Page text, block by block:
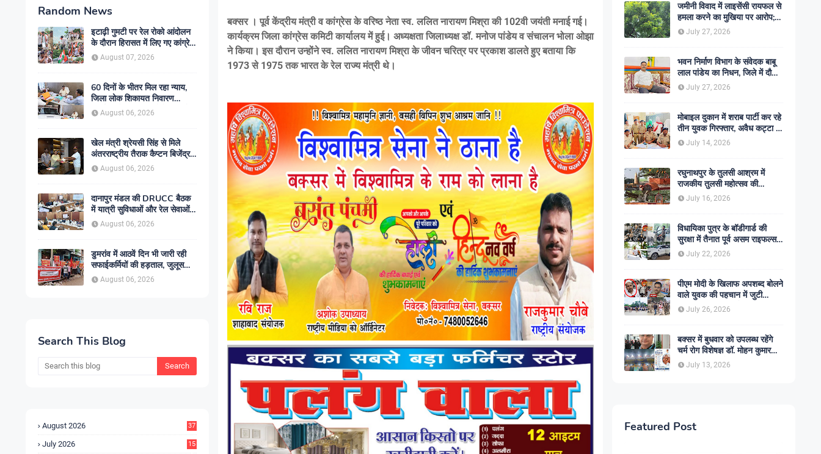
Random News
इटाढ़ी गुमटी पर रेल रोको आंदोलन
के दौरान हिरासत में लिए गए कांग्रेस
जिलाध्यक्ष पंकज उपाध्याय , पुलिस
कार्रवाई पर भड़के पूर्व विधायक मुना
August 07, 2026
60 दिनों के भीतर मिल रहा न्याय,
जिला लोक शिकायत निवारण
कार्यालय में बढ़ा आम लोगों का भरोसा
August 06, 2026
खेल मंत्री श्रेयसी सिंह से मिले
अंतरराष्ट्रीय तैराक कैप्टन बिजेंद्र
सिंह, गोकुल जलाशय में तैराकी
प्रशिक्षण केंद्र शुरू करने की उठाई
August 06, 2026
दानापुर मंडल की DRUCC बैठक
में यात्री सुविधाओं और रेल सेवाओं
के विस्तार पर मंथन, अधिकारियों को
दिए गए आवश्यक निर्देश
August 06, 2026
डुमरांव में आठवें दिन भी जारी रही
सफाईकर्मियों की हड़ताल, जुलूस
निकाल सरकार के खिलाफ किया
प्रदर्शन
August 06, 2026
Search This Blog
August 2026 37
July 2026
15
बक्सर । पूर्व केंद्रीय मंत्री व कांग्रेस के वरिष्ठ नेता स्व. ललित नारायण मिश्रा की 102वी जयंती मनाई गई।
कार्यक्रम जिला कांग्रेस कमिटी कार्यालय में हुई। अध्यक्षता जिलाध्यक्ष डॉ. मनोज पांडेय व संचालन भोला ओझा
ने किया। इस दौरान उन्होंने स्व. ललित नारायण मिश्रा के जीवन चरित्र पर प्रकाश डालते हुए बताया कि
1973 से 1975 तक भारत के रेल राज्य मंत्री थे।
जमीनी विवाद में लाइसेंसी रायफल से
हमला करने का मुखिया पर आरोप;
मामले की जांच में जुटी पुलिस
July 27, 2026
भवन निर्माण विभाग के संवेदक बाबू
लाल पांडेय का निधन, जिले में दौड़ी
शोक की लहर
July 27, 2026
मोबाइल दुकान में शराब पार्टी कर रहे
तीन युवक गिरफ्तार, अवैध कट्टा व
कारतूस बरामद
July 14, 2026
रघुनाथपुर के तुलसी आश्रम में
राजकीय तुलसी महोत्सव की
अनुशंसा, बीडीओ ने भेजी
सकारात्मक रिपोर्ट
July 16, 2026
विधायिका पुत्र के बॉडीगार्ड की
सुरक्षा में तैनात पूर्व असम राइफल्स
जवान की गोली मारकर हत्या,
सहकर्मी अंगरक्षक गिरफ्तार
July 22, 2026
पीएम मोदी के खिलाफ अपशब्द बोलने
वाले युवक की पहचान में जुटी
पुलिस, बक्सर एसपी ने दिए सख्त
कार्रवाई के संकेत
July 26, 2026
बक्सर में बुधवार को उपलब्ध रहेंगे
चर्म रोग विशेषज्ञ डॉ. मोहन कुमार
सिंह, प्रकाश यूरो क्लिनिक में होगा
परामर्श
July 13, 2026
Featured Post